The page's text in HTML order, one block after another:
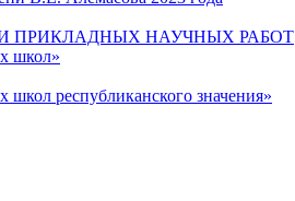
ПРИКЛАДНЫХ НАУЧНЫХ РАБОТ
школ»
республиканского значения»